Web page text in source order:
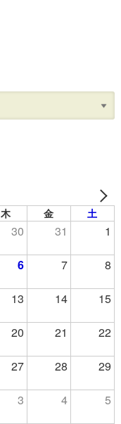
木 金 土
30 31 1
6 7 8
13 14 15
20 21 22
27 28 29
3 4 5